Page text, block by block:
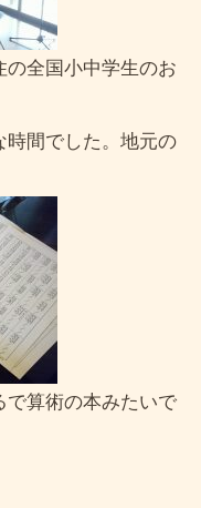
の全国小中学生のお
時間でした。地元の
で算術の本みたいで